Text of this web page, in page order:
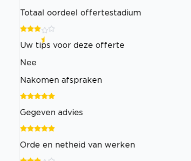
Totaal oordeel offertestadium
Uw tips voor deze offerte
Nee
Nakomen afspraken
Gegeven advies
Orde en netheid van werken